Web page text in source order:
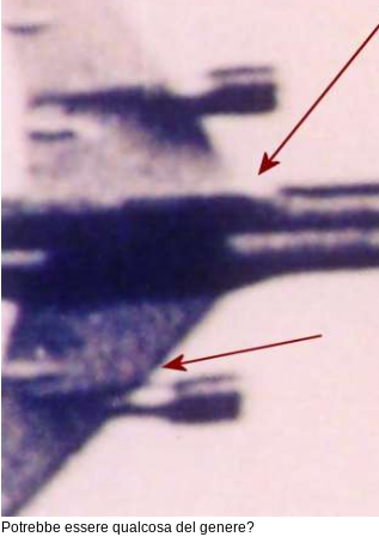
Potrebbe essere qualcosa del genere?